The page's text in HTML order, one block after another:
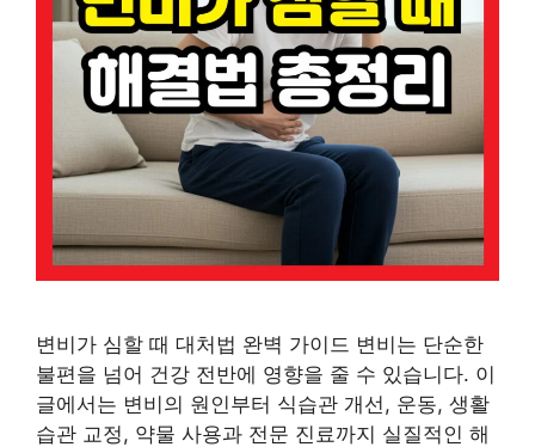
변비가 심할 때 대처법 완벽 가이드 변비는 단순한
불편을 넘어 건강 전반에 영향을 줄 수 있습니다. 이
글에서는 변비의 원인부터 식습관 개선, 운동, 생활
습관 교정, 약물 사용과 전문 진료까지 실질적인 해